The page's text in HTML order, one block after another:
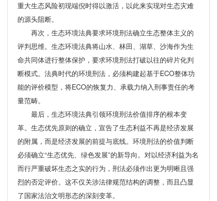
重大生态风险初现端倪时得以激活，以此来实现对生态灾难
的源头阻断。
再次，生态环境法典要求环境刑法确立生态整体主义的
评判思维。生态环境法典将山水、林田、湖草、沙海作为生
命共同体进行整体保护，要求环境刑法打破以往的碎片化判
断模式。法典时代的环境刑法，必须构建起基于ECO整体功
能的评价模型，将ECO的恢复力、承载力纳入刑事责任的考
量范畴。
最后，生态环境法典引领环境刑法价值排序的根本变
革。生态优先原则的确立，宣告了生态利益不再是经济发展
的附属，而是经济发展的前提与底线。环境刑法的价值判断
必须确立“生态优先、绿色发展”的新导向。对以经济利益为名
而行严重破坏生态之实的行为，刑法必须作出更为明晰且强
烈的否定评价。这不仅关涉法律规范结构的调整，而且凸显
了国家法治文明形态的深刻变革。